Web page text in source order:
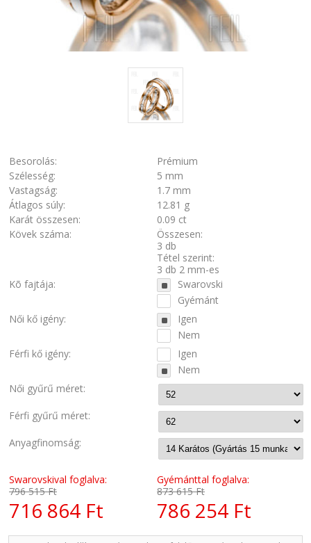
Besorolás:
Prémium
Szélesség:
5 mm
Vastagság:
1.7 mm
Átlagos súly:
12.81 g
Karát összesen:
0.09 ct
Kövek száma:
Összesen:
3 db
Tétel szerint:
3 db 2 mm-es
Kõ fajtája:
Swarovski
Gyémánt
Női kő igény:
Igen
Nem
Férfi kő igény:
Igen
Nem
Női gyűrű méret:
Férfi gyűrű méret:
Anyagfinomság:
Swarovskival foglalva:
796 515 Ft
716 864 Ft
Gyémánttal foglalva:
873 615 Ft
786 254 Ft